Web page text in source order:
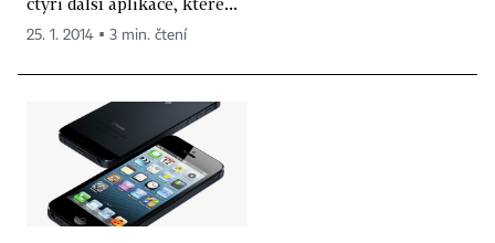
25. 1. 2014 ▪ 3 min. čtení